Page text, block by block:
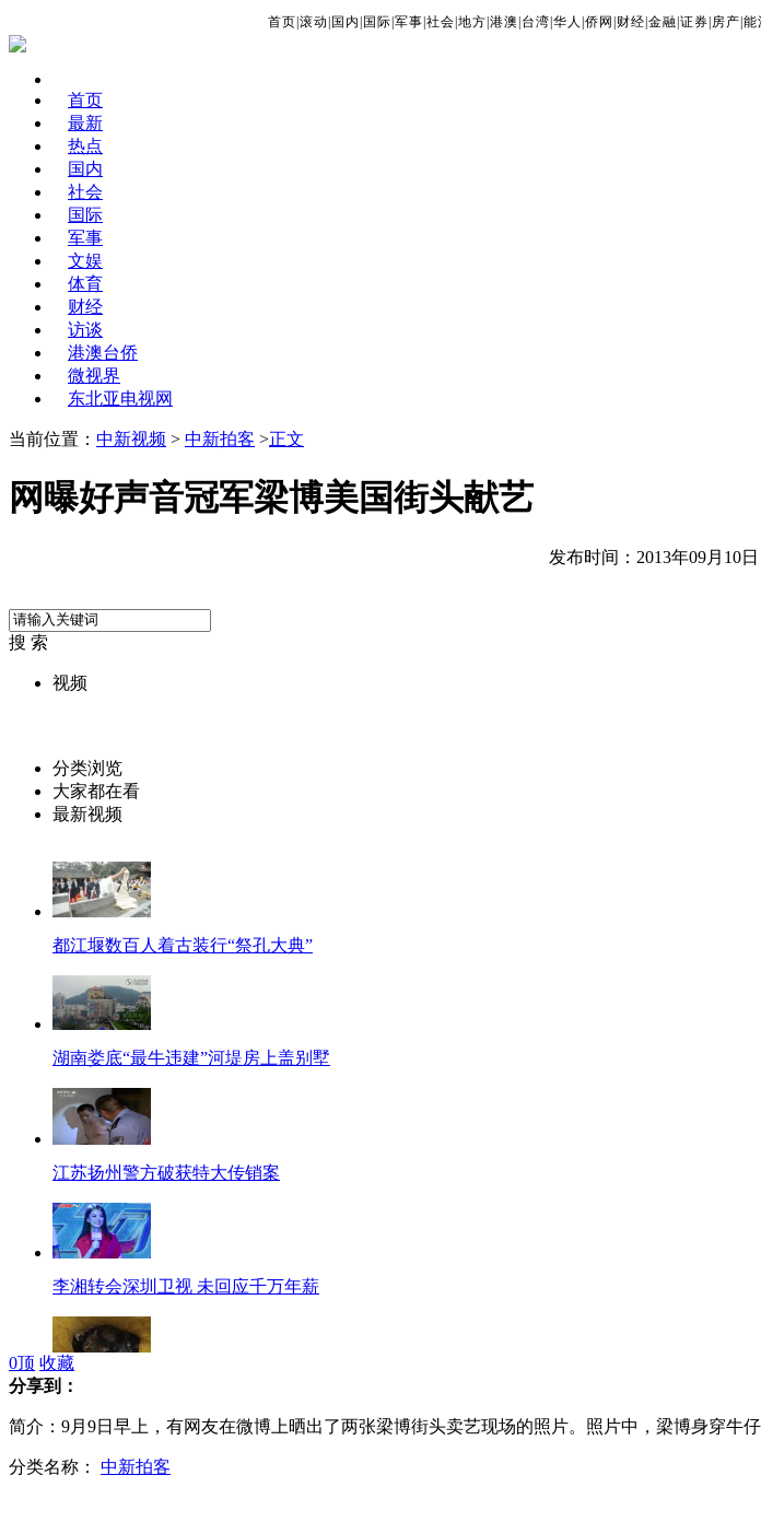
首页 滚动 国内 国际 军事 社会 地方 港澳 台湾 华人 侨网 财经 金融 证券 房产 能
首页
最新
热点
国内
社会
国际
军事
文娱
体育
财经
访谈
港澳台侨
微视界
东北亚电视网
当前位置： 中新视频 > 中新拍客 >正文
网曝好声音冠军梁博美国街头献艺
发布时间：2013年09月10日
搜 索
视频
分类浏览
大家都在看
最新视频
都江堰数百人着古装行“祭孔大典”
湖南娄底“最牛违建”河堤房上盖别墅
江苏扬州警方破获特大传销案
李湘转会深圳卫视 未回应千万年薪
男子夜偷宠物猫 泡羊尿当羊肉串卖
0顶 收藏
分享到：
简介：9月9日早上，有网友在微博上晒出了两张梁博街头卖艺现场的照片。照片中，梁博身穿牛
分类名称： 中新拍客